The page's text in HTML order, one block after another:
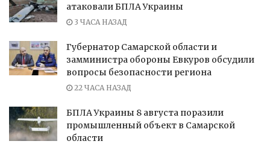
атаковали БПЛА Украины
3 ЧАСА НАЗАД
Губернатор Самарской области и
замминистра обороны Евкуров обсудили
вопросы безопасности региона
22 ЧАСА НАЗАД
БПЛА Украины 8 августа поразили
промышленный объект в Самарской
области